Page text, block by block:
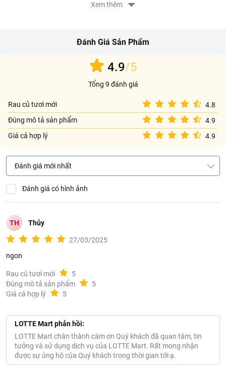
Xem thêm
Đánh Giá Sản Phẩm
4.9/5
Tổng 9 đánh giá
Rau củ tươi mới
4.8
Đúng mô tả sản phẩm
4.9
Giá cả hợp lý
4.9
Đánh giá mới nhất
Đánh giá có hình ảnh
TH Thủy
27/03/2025
ngon
Rau củ tươi mới
5
Đúng mô tả sản phẩm
5
Giá cả hợp lý
5
LOTTE Mart phản hồi:
LOTTE Mart chân thành cám ơn Quý khách đã quan tâm, tin
tưởng và sử dụng dịch vụ của LOTTE Mart. Rất mong nhận
được sự ủng hộ của Quý khách trong thời gian tới ạ.